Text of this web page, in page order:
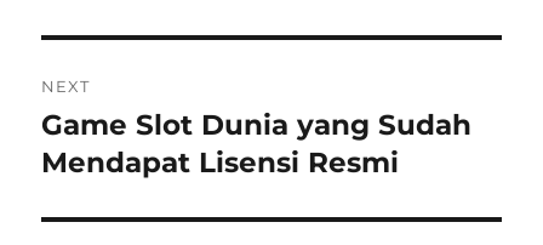
NEXT
Next
post:
Game Slot Dunia yang Sudah
Mendapat Lisensi Resmi